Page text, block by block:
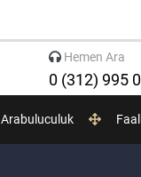
Hemen Ara
0 (312) 995
Arabuluculuk